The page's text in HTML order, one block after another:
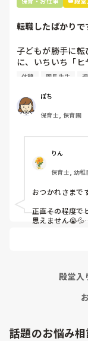
転職したばかりで
子どもが勝手に
に、いちいち「ヒ
と書かされ
（そう言う本人は
しかも、上司に↑
ちゃんと考えて
呼ばれて一緒に
これだけで30〜
皆さんの園はどう
休憩 園長先生
ぽち
保育士, 保育園
りん
保育士, 幼
おつかれさまです
正直その程度で
思えません😭💦
殿堂入
話題のお悩み